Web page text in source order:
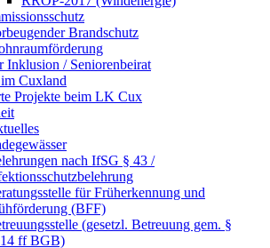
Brandschutz
Inklusion / Seniorenbeirat
Cuxland
Projekte beim LK Cux
nach IfSG § 43 /
für Früherkennung und
(BFF)
(gesetzl. Betreuung gem. §
ff BGB)